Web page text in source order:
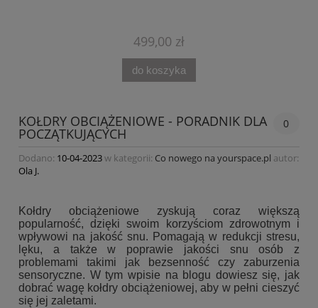
499,00 zł
do koszyka
KOŁDRY OBCIĄŻENIOWE - PORADNIK DLA
POCZĄTKUJĄCYCH
0
Dodano: 10-04-2023w kategorii: Co nowego na yourspace.pl autor:
Ola J.
Kołdry obciążeniowe zyskują coraz większą
popularność, dzięki swoim korzyściom zdrowotnym i
wpływowi na jakość snu. Pomagają w redukcji stresu,
lęku, a także w poprawie jakości snu osób z
problemami takimi jak bezsenność czy zaburzenia
sensoryczne. W tym wpisie na blogu dowiesz się, jak
dobrać wagę kołdry obciążeniowej, aby w pełni cieszyć
się jej zaletami.